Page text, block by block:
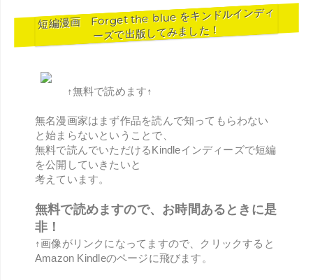
短編漫画 Forget the blue をキンドルインディ
ーズで出版してみました！
↑無料で読めます↑
無名漫画家はまず作品を読んで知ってもらわない
と始まらないということで、
無料で読んでいただけるKindleインディーズで短編
を公開していきたいと
考えています。
無料で読めますので、お時間あるときに是
非！
↑画像がリンクになってますので、クリックすると
Amazon Kindleのページに飛びます。